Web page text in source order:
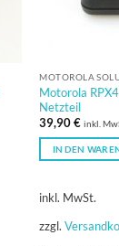
MOTOROLA
Motorola
Netzteil
39,90€ inkl.
IN DEN
inkl. MwSt.
zzgl.